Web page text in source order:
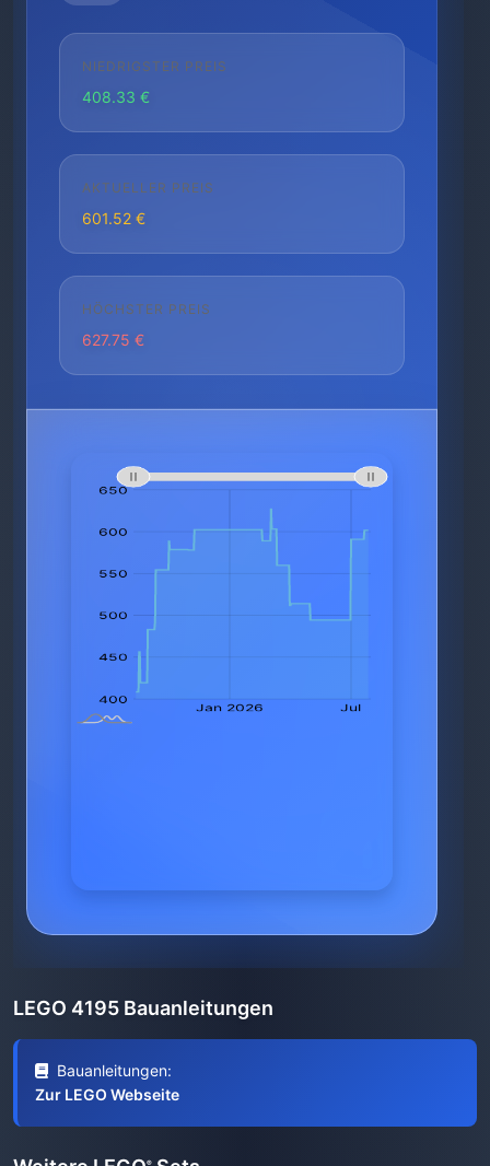
NIEDRIGSTER PREIS
408.33 €
AKTUELLER PREIS
601.52 €
HÖCHSTER PREIS
627.75 €
LEGO 4195 Bauanleitungen
Bauanleitungen:
Zur LEGO Webseite
®